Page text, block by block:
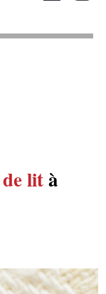
lità